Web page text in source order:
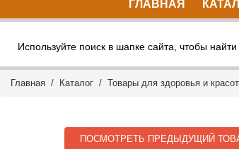
ГЛАВНАЯ
Используйте поиск в шапке сайта, чтобы
Главная / Каталог / Товары для здоровья и
ПОСМОТРЕТЬ ПРЕДЫДУЩИЙ